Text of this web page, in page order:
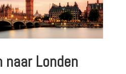
Londen